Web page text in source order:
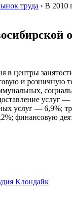
труда › В 2010
центры
и розничную
услуг —
услуг — 6,9%;
финансовую
Клондайк